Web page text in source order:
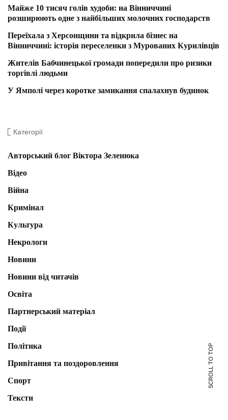
Майже 10 тисяч голів худоби: на Вінниччині
розширюють одне з найбільших молочних господарств
Переїхала з Херсонщини та відкрила бізнес на
Вінниччині: історія переселенки з Мурованих Курилівців
Жителів Бабчинецької громади попередили про ризики
торгівлі людьми
У Ямполі через коротке замикання спалахнув будинок
Категорії
Авторський блог Віктора Зеленюка
Відео
Війна
Кримінал
Культура
Некрологи
Новини
Новини від читачів
Освіта
Партнерський матеріал
Події
Політика
Привітання та поздоровлення
Спорт
Тексти
SCROLL TO TOP